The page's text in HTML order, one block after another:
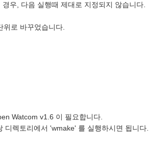
우, 다음 실행때 제대로 지정되지 않습니다.
로 바꾸었습니다.
Watcom v1.6 이 필요합니다.
디렉토리에서 'wmake' 를 실행하시면 됩니다.